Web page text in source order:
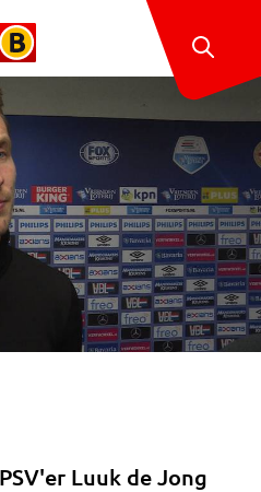
Luuk de Jong